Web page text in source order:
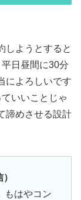
しようとすると
日昼間に30分
によろしいです
いいことじゃ
諦めさせる設計
もはやコン